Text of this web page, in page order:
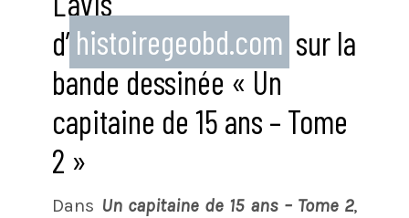
d’ histoiregeobd.com sur la
bande dessinée « Un
capitaine de 15 ans – Tome
2 »
Dans Un capitaine de 15 ans – Tome 2,